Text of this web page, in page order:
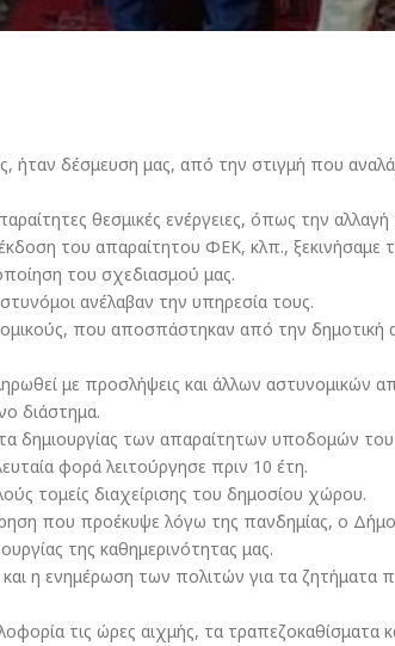
ήταν δέσμευση μας, από την στιγμή που
θεσμικές ενέργειες, όπως την αλλαγή
του απαραίτητου ΦΕΚ, κλπ., ξεκινήσαμε
του σχεδιασμού μας.
ανέλαβαν την υπηρεσία τους.
που αποσπάστηκαν από την δημοτική
με προσλήψεις και άλλων αστυνομικών
διάστημα.
δημιουργίας των απαραίτητων υποδομών
φορά λειτούργησε πριν 10 έτη.
τομείς διαχείρισης του δημοσίου χώρου.
που προέκυψε λόγω της πανδημίας, ο
της καθημερινότητας μας.
η ενημέρωση των πολιτών για τα ζητήματα
τις ώρες αιχμής, τα τραπεζοκαθίσματα